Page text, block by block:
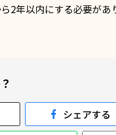
2年以内にする必要が
シェアする